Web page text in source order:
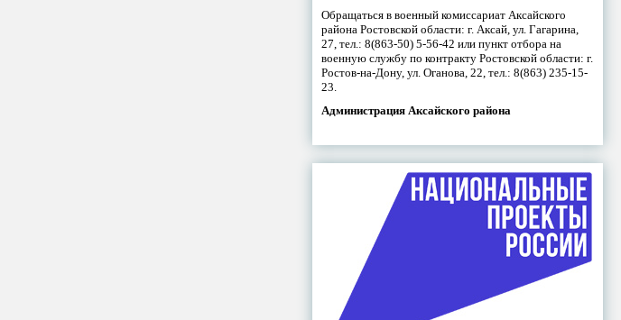
Обращаться в военный комиссариат Аксайского
района Ростовской области: г. Аксай, ул. Гагарина,
27, тел.: 8(863-50) 5-56-42 или пункт отбора на
военную службу по контракту Ростовской области: г.
Ростов-на-Дону, ул. Оганова, 22, тел.: 8(863) 235-15-
23.
Администрация Аксайского района